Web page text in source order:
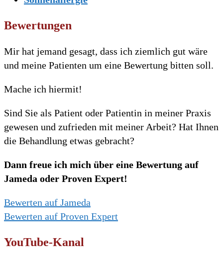
Bewertungen
Mir hat jemand gesagt, dass ich ziemlich gut wäre
und meine Patienten um eine Bewertung bitten soll.
Mache ich hiermit!
Sind Sie als Patient oder Patientin in meiner Praxis
gewesen und zufrieden mit meiner Arbeit? Hat Ihnen
die Behandlung etwas gebracht?
Dann freue ich mich über eine Bewertung auf
Jameda oder Proven Expert!
Bewerten auf Jameda
Bewerten auf Proven Expert
YouTube-Kanal